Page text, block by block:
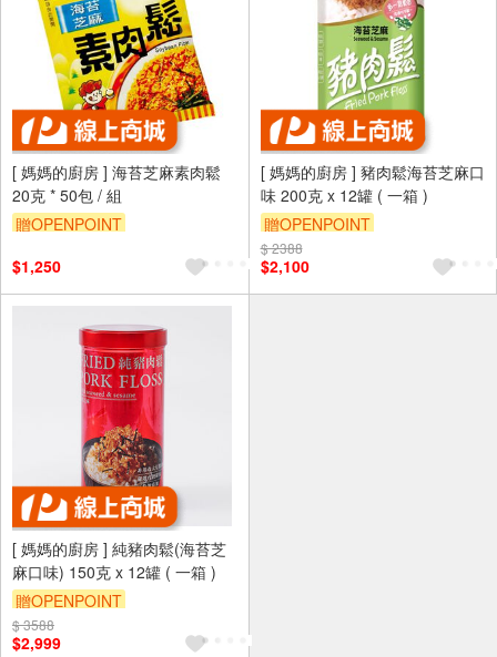
[ 媽媽的廚房 ] 海苔芝麻素肉鬆
20克 * 50包 / 組
贈OPENPOINT
$1,250
[ 媽媽的廚房 ] 豬肉鬆海苔芝麻口
味 200克 x 12罐 ( 一箱 )
贈OPENPOINT
$ 2388
$2,100
[ 媽媽的廚房 ] 純豬肉鬆(海苔芝
麻口味) 150克 x 12罐 ( 一箱 )
贈OPENPOINT
$ 3588
$2,999